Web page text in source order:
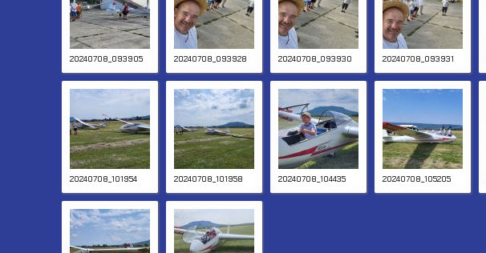
20240708_093905 20240708_093928 20240708_093930 20240708_093931
20240708_101954 20240708_101958 20240708_104435 20240708_105205